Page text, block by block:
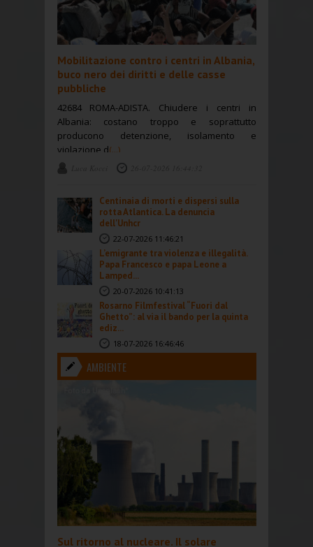
Mobilitazione contro i centri in Albania,
buco nero dei diritti e delle casse
pubbliche
42684 ROMA-ADISTA. Chiudere i centri in
Albania: costano troppo e soprattutto
producono detenzione, isolamento e
violazione d(...)
Centinaia di morti e dispersi sulla
rotta Atlantica. La denuncia
dell'Unhcr
22-07-2026 11:46:21
L’emigrante tra violenza e illegalità.
Papa Francesco e papa Leone a
Lamped...
20-07-2026 10:41:13
Rosarno Filmfestival “Fuori dal
Ghetto”: al via il bando per la quinta
ediz...
18-07-2026 16:46:46
AMBIENTE
Sul ritorno al nucleare. Il solare